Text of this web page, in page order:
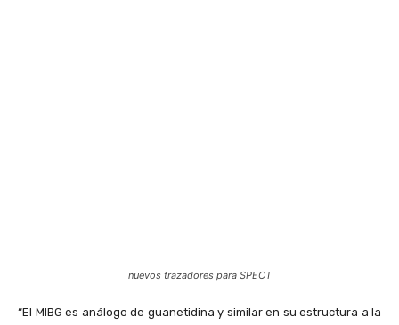
nuevos trazadores para SPECT
“El MIBG es análogo de guanetidina y similar en su estructura a la